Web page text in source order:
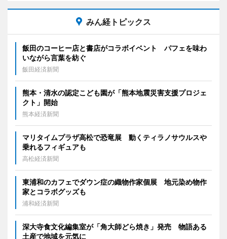
みん経トピックス
飯田のコーヒー店と書店がコラボイベント パフェを味わ
いながら言葉を紡ぐ
飯田経済新聞
熊本・清水の認定こども園が「熊本地震災害支援プロジェ
クト」開始
熊本経済新聞
マリタイムプラザ高松で恐竜展 動くティラノサウルスや
乗れるフィギュアも
高松経済新聞
東浦和のカフェでダウン症の織物作家個展 地元染め物作
家とコラボグッズも
浦和経済新聞
深大寺食文化編集室が「角大師どら焼き」発売 物語ある
土産で地域を元気に